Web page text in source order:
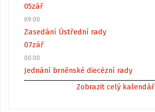
05zář
09:00
Zasedání Ústřední rady
07zář
00:00
Jednání brněnské diecézní rady
Zobrazit celý kalendář